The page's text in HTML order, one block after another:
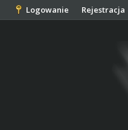
Logowanie Rejestracja